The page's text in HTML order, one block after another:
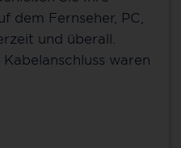
dem Fernseher, PC,
und überall.
waren